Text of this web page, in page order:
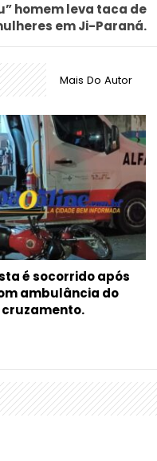
homem leva taca de
em Ji-Paraná.
Mais Do Autor
é socorrido após
ambulância do
cruzamento.